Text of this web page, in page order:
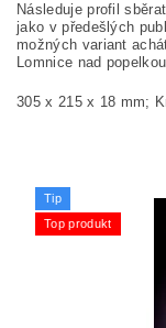
Následuje profil
jako v předešlých
možných variant
Lomnice nad
305 x 215 x 18 mm;
Tip
Top produkt